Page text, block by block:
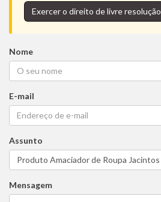
Exercer o direito de livre resolução
Nome
E-mail
Assunto
Mensagem